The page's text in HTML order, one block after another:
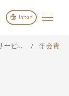
Japan
English
サービス範囲 年会費